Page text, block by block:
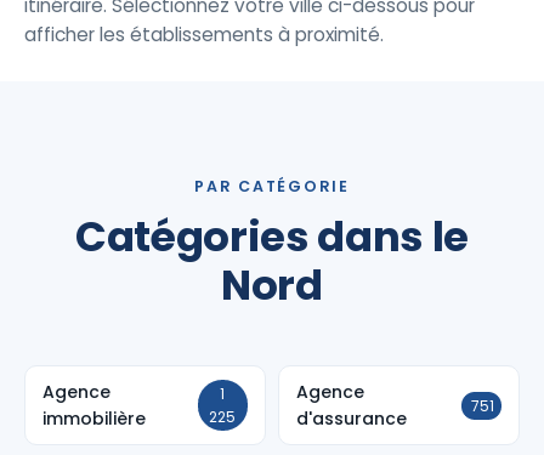
itinéraire. Sélectionnez votre ville ci-dessous pour
afficher les établissements à proximité.
PAR CATÉGORIE
Catégories dans le
Nord
Agence
immobilière
1
225
Agence
d'assurance
751